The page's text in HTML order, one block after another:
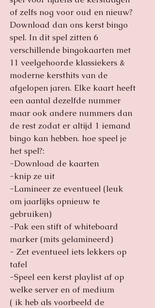
of zelfs nog voor oud en nieuw?
Download dan ons kerst bingo
spel. In dit spel zitten 6
verschillende bingokaarten met
11 veelgehoorde klassiekers &
moderne kersthits van de
afgelopen jaren. Elke kaart heeft
een aantal dezelfde nummer
maar ook andere nummers dan
de rest zodat er altijd 1 iemand
bingo kan hebben. hoe speel je
het spel?:
-Download de kaarten
-knip ze uit
-Lamineer ze eventueel (leuk
om jaarlijks opnieuw te
gebruiken)
-Pak een stift of whiteboard
marker (mits gelamineerd)
- Zet eventueel iets lekkers op
tafel
-Speel een kerst playlist af op
welke server en of medium
( ik heb als voorbeeld de